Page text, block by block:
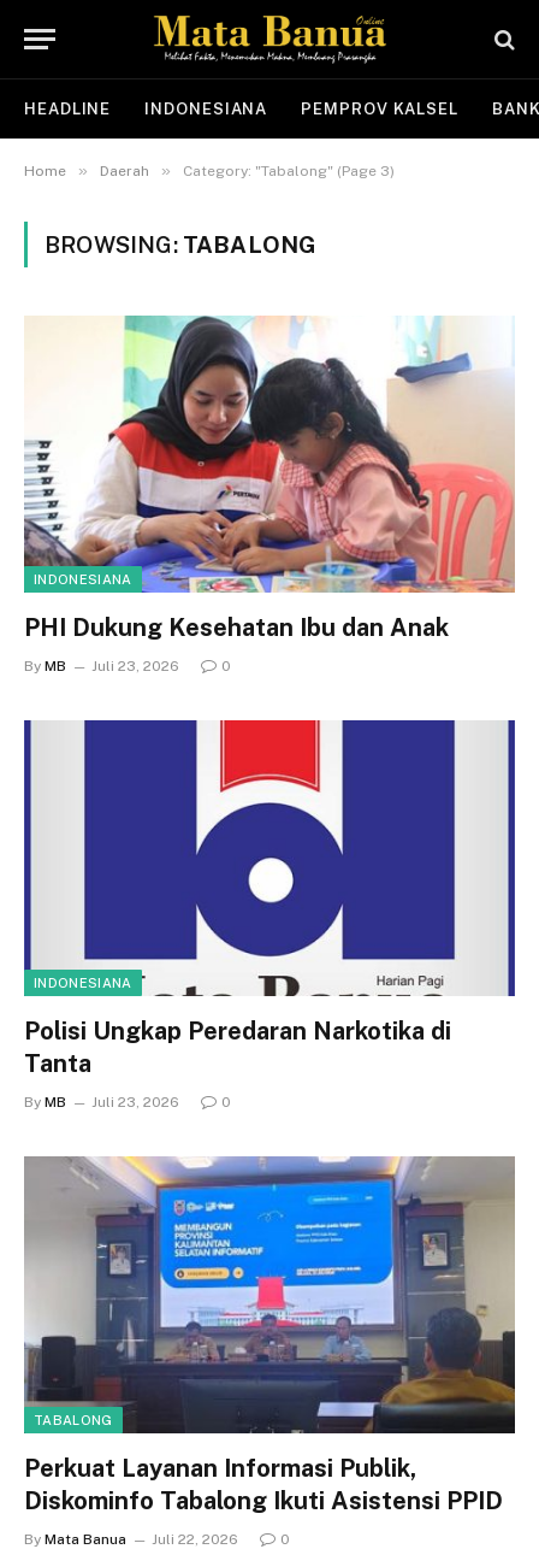
HEADLINE INDONESIANA PEMPROV KALSEL
Home » Daerah » Category: "Tabalong" (Page 3)
BROWSING: TABALONG
INDONESIANA
PHI Dukung Kesehatan Ibu dan Anak
By MB Juli 23, 2026 0
INDONESIANA
Polisi Ungkap Peredaran Narkotika di
Tanta
By MB Juli 23, 2026 0
TABALONG
Perkuat Layanan Informasi Publik,
Diskominfo Tabalong Ikuti Asistensi PPID
By Mata Banua Juli 22, 2026 0